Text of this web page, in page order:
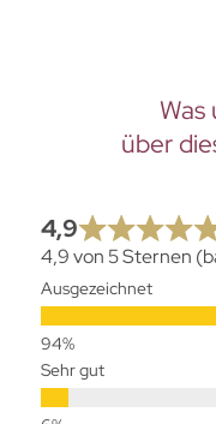
Was
über
4,9
4,9 von 5 Sternen
Ausgezeichnet
Sehr gut